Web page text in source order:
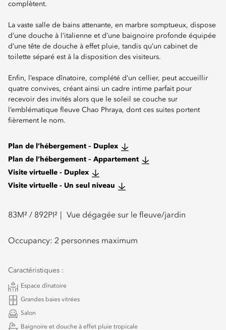
complètent.
La vaste salle de bains attenante, en marbre somptueux, dispose
d’une douche à l’italienne et d’une baignoire profonde équipée
d’une tête de douche à effet pluie, tandis qu’un cabinet de
toilette séparé est à la disposition des visiteurs.
Enfin, l’espace dînatoire, complété d’un cellier, peut accueillir
quatre convives, créant ainsi un cadre intime parfait pour
recevoir des invités alors que le soleil se couche sur
l’emblématique fleuve Chao Phraya, dont ces suites portent
fièrement le nom.
Plan de l’hébergement – Duplex
Plan de l’hébergement – Appartement
Visite virtuelle - Duplex
Visite virtuelle - Un seul niveau
83M² / 892PI² Vue dégagée sur le fleuve/jardin
Occupancy: 2 personnes maximum
Caractéristiques :
Espace dînatoire
Grandes baies vitrées
Salon
Baignoire et douche à effet pluie tropicale